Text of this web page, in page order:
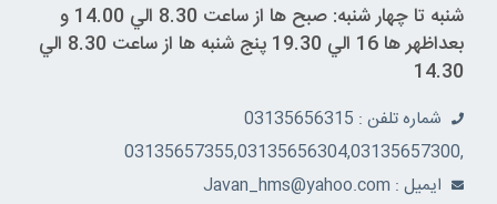
شنبه تا چهار شنبه: صبح ها از ساعت 8.30 الي 14.00 و
بعداظهر ها 16 الي 19.30 پنج شنبه ها از ساعت 8.30 الي
14.30
شماره تلفن : 03135656315
,03135657355,03135656304,03135657300
ايميل : Javan_hms@yahoo.com